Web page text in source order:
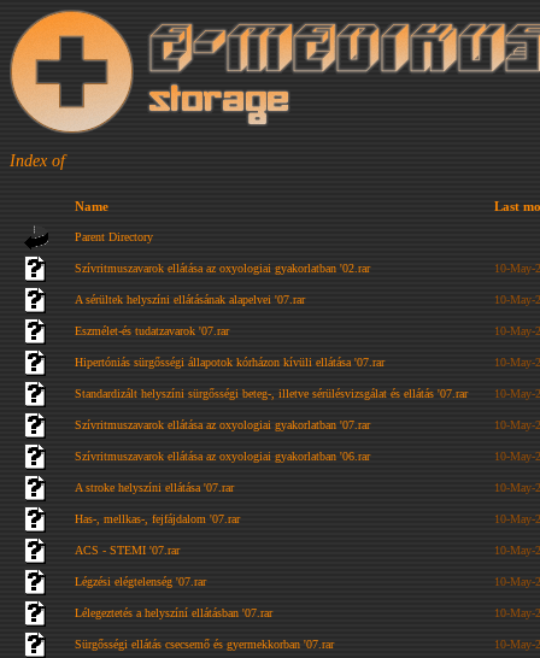
Index of
Name Last
Parent Directory
Szívritmuszavarok ellátása az oxyologiai gyakorlatban '02.rar 10-May-
A sérültek helyszíni ellátásának alapelvei '07.rar 10-May-
Eszmélet-és tudatzavarok '07.rar 10-May-
Hipertóniás sürgősségi állapotok kórházon kívüli ellátása '07.rar 10-May-
Standardizált helyszíni sürgősségi beteg-, illetve sérülésvizsgálat és ellátás '07.rar 10-May-
Szívritmuszavarok ellátása az oxyologiai gyakorlatban '07.rar 10-May-
Szívritmuszavarok ellátása az oxyologiai gyakorlatban '06.rar 10-May-
A stroke helyszíni ellátása '07.rar 10-May-
Has-, mellkas-, fejfájdalom '07.rar 10-May-
ACS - STEMI '07.rar 10-May-
Légzési elégtelenség '07.rar 10-May-
Lélegeztetés a helyszíní ellátásban '07.rar 10-May-
Sürgősségi ellátás csecsemő és gyermekkorban '07.rar 10-May-